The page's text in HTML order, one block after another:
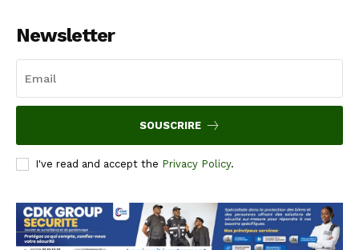
Newsletter
SOUSCRIRE
I've read and accept the Privacy Policy.